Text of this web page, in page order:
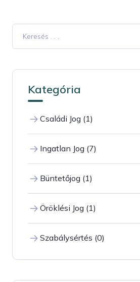
Kategória
Családi Jog (1)
Ingatlan Jog (7)
Büntetőjog (1)
Öröklési Jog (1)
Szabálysértés (0)